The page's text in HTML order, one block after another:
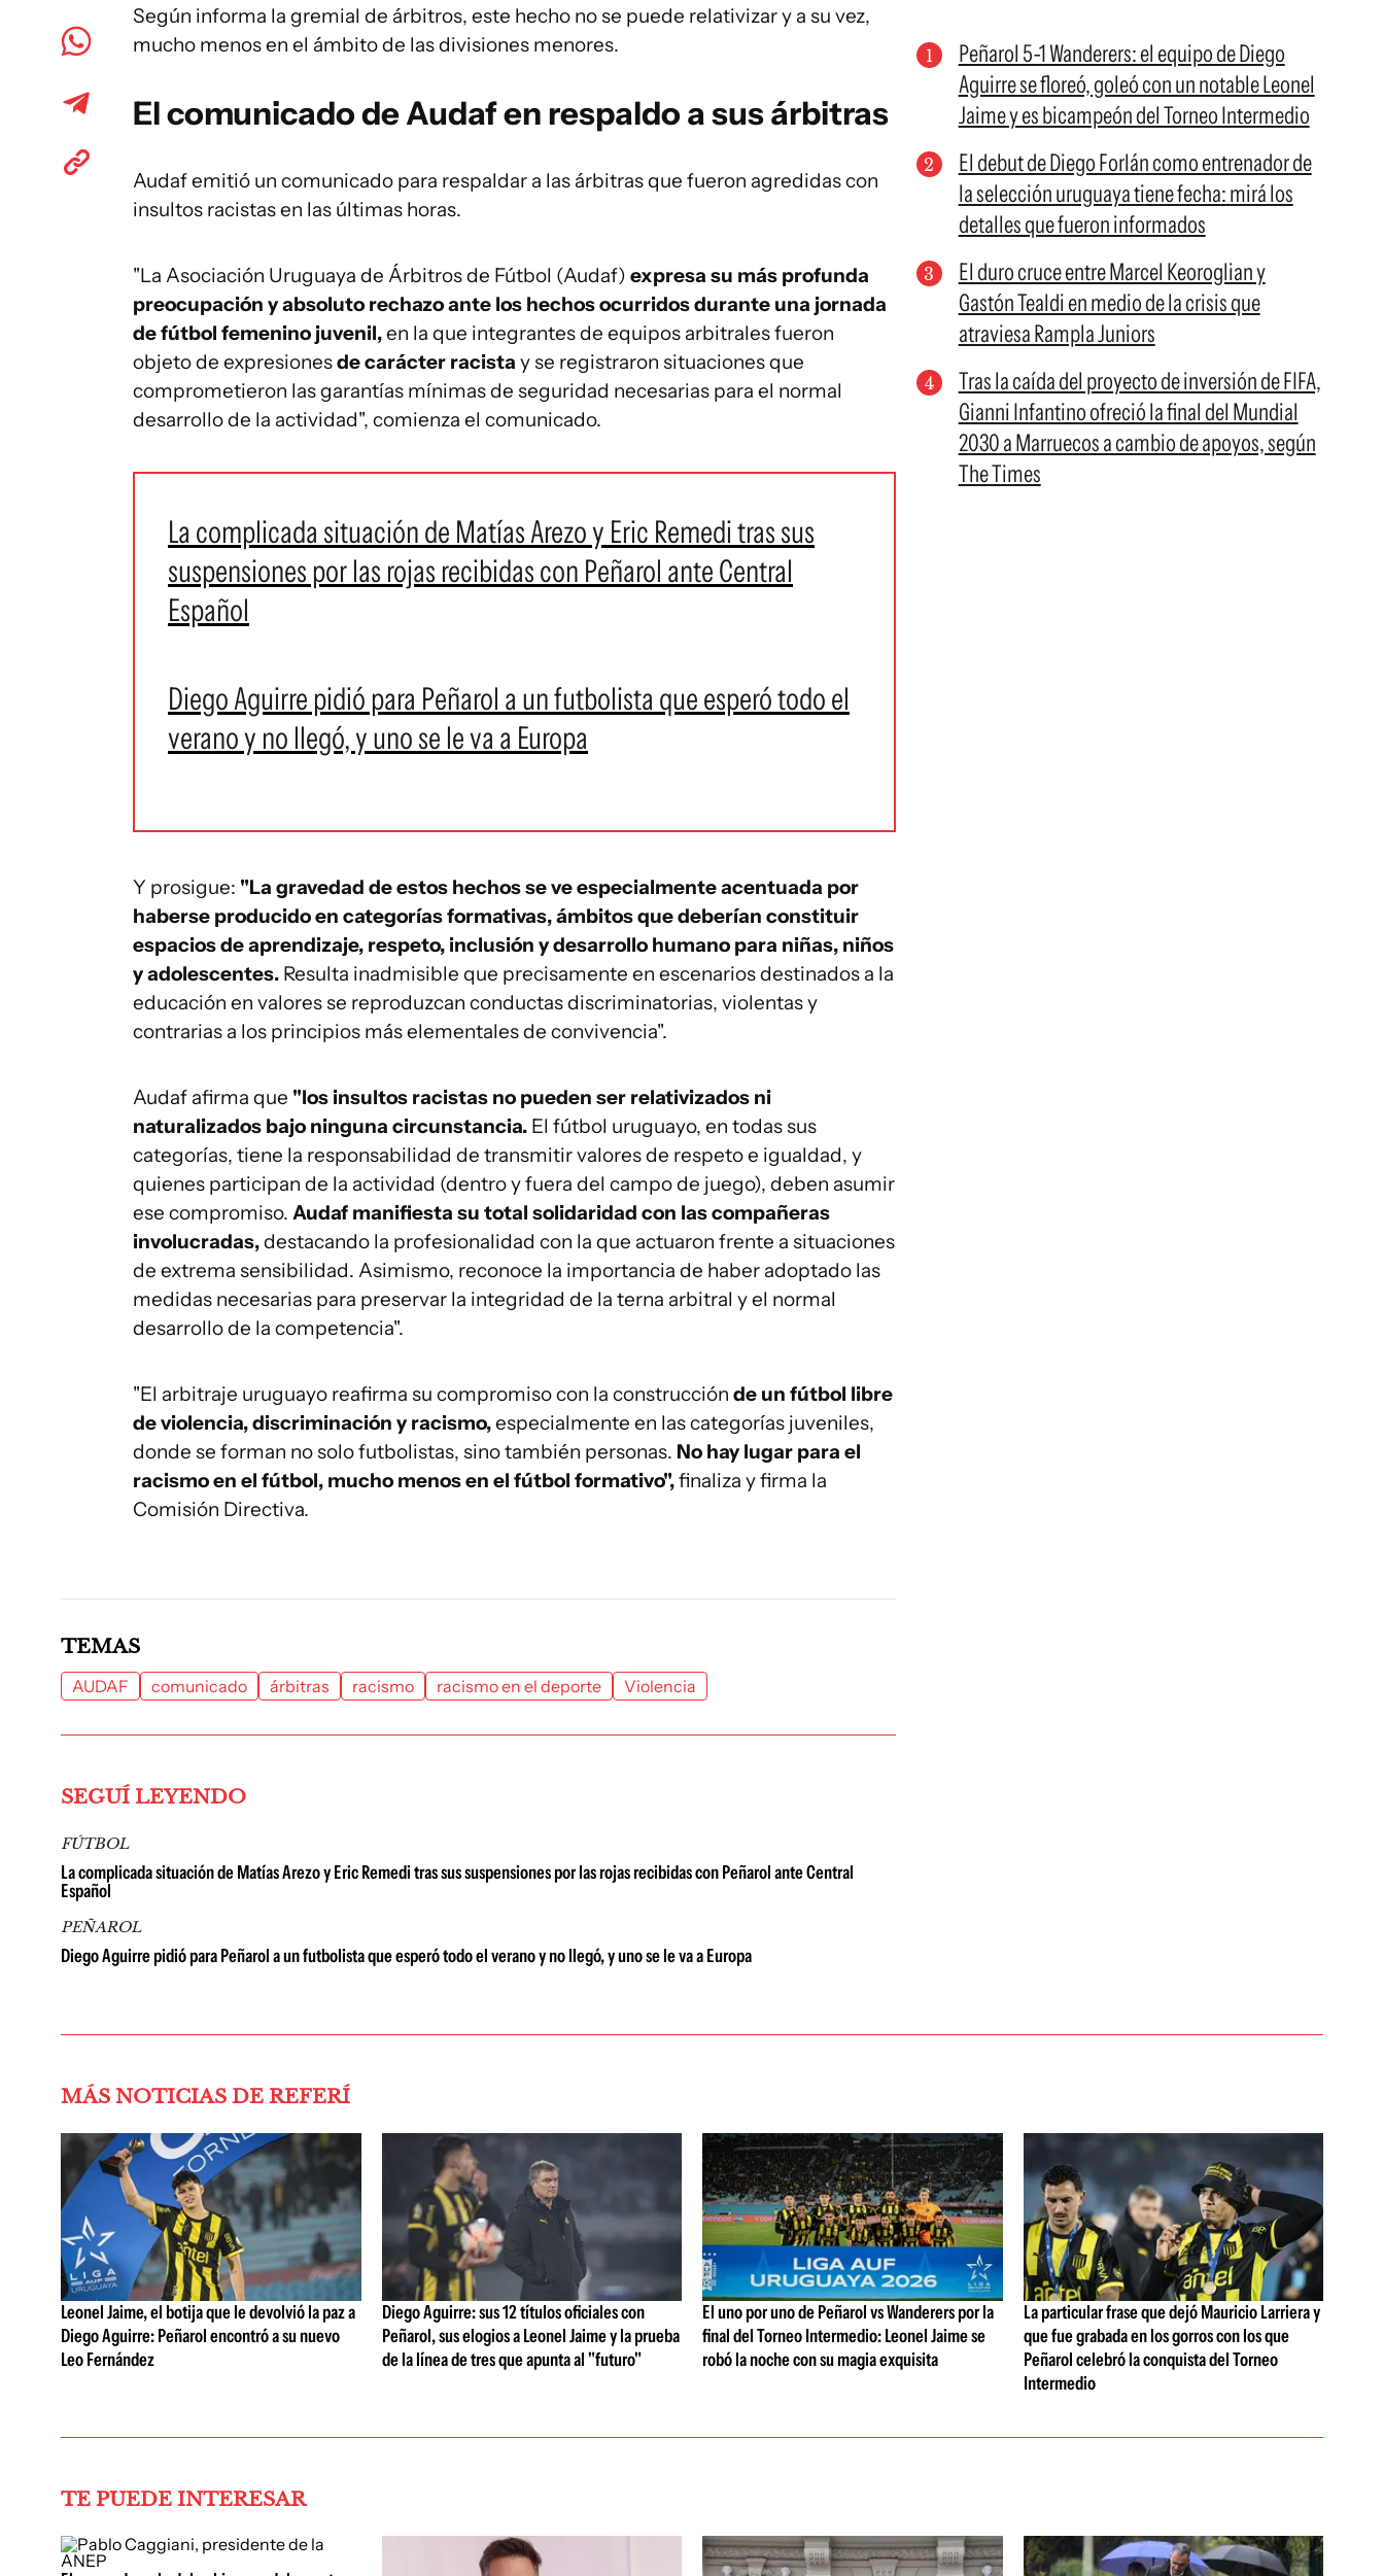
Según informa la gremial de árbitros, este hecho no se puede relativizar y a su vez,
mucho menos en el ámbito de las divisiones menores.
El comunicado de Audaf en respaldo a sus árbitras
Audaf emitió un comunicado para respaldar a las árbitras que fueron agredidas con
insultos racistas en las últimas horas.
"La Asociación Uruguaya de Árbitros de Fútbol (Audaf) expresa su más profunda
preocupación y absoluto rechazo ante los hechos ocurridos durante una jornada
de fútbol femenino juvenil,en la que integrantes de equipos arbitrales fueron
objeto de expresionesde carácter racista y se registraron situaciones que
comprometieron las garantías mínimas de seguridad necesarias para el normal
desarrollo de la actividad", comienza el comunicado.
La complicada situación de Matías Arezo y Eric Remedi tras sus
suspensiones por las rojas recibidas con Peñarol ante Central
Español
Diego Aguirre pidió para Peñarol a un futbolista que esperó todo el
verano y no llegó, y uno se le va a Europa
Y prosigue: "La gravedad de estos hechos se ve especialmente acentuada por
haberse producido en categorías formativas, ámbitos que deberían constituir
espacios de aprendizaje, respeto, inclusión y desarrollo humano para niñas, niños
y adolescentes. Resulta inadmisible que precisamente en escenarios destinados a la
educación en valores se reproduzcan conductas discriminatorias, violentas y
contrarias a los principios más elementales de convivencia".
Audaf afirma que "los insultos racistas no pueden ser relativizados ni
naturalizados bajo ninguna circunstancia. El fútbol uruguayo, en todas sus
categorías, tiene la responsabilidad de transmitir valores de respeto e igualdad, y
quienes participan de la actividad (dentro y fuera del campo de juego), deben asumir
ese compromiso. Audaf manifiesta su total solidaridad con las compañeras
involucradas,destacando la profesionalidad con la que actuaron frente a situaciones
de extrema sensibilidad. Asimismo, reconoce la importancia de haber adoptado las
medidas necesarias para preservar la integridad de la terna arbitral y el normal
desarrollo de la competencia".
"El arbitraje uruguayo reafirma su compromiso con la construcción de un fútbol libre
de violencia, discriminación y racismo,especialmente en las categorías juveniles,
donde se forman no solo futbolistas, sino también personas. No hay lugar para el
racismo en el fútbol, mucho menos en el fútbol formativo",finaliza y firma la
Comisión Directiva.
Peñarol 5-1 Wanderers: el equipo de Diego
Aguirre se floreó, goleó con un notable Leonel
Jaime y es bicampeón del Torneo Intermedio
El debut de Diego Forlán como entrenador de
la selección uruguaya tiene fecha: mirá los
detalles que fueron informados
El duro cruce entre Marcel Keoroglian y
Gastón Tealdi en medio de la crisis que
atraviesa Rampla Juniors
Tras la caída del proyecto de inversión de FIFA,
Gianni Infantino ofreció la final del Mundial
2030 a Marruecos a cambio de apoyos, según
The Times
TEMAS
AUDAF comunicado árbitras racismo racismo en el deporte Violencia
SEGUÍ LEYENDO
FÚTBOL
La complicada situación de Matías Arezo y Eric Remedi tras sus suspensiones por las rojas recibidas con Peñarol ante Central
Español
PEÑAROL
Diego Aguirre pidió para Peñarol a un futbolista que esperó todo el verano y no llegó, y uno se le va a Europa
MÁS NOTICIAS DE REFERÍ
Leonel Jaime, el botija que le devolvió la paz a
Diego Aguirre: Peñarol encontró a su nuevo
Leo Fernández
Diego Aguirre: sus 12 títulos oficiales con
Peñarol, sus elogios a Leonel Jaime y la prueba
de la línea de tres que apunta al "futuro"
El uno por uno de Peñarol vs Wanderers por la
final del Torneo Intermedio: Leonel Jaime se
robó la noche con su magia exquisita
La particular frase que dejó Mauricio Larriera y
que fue grabada en los gorros con los que
Peñarol celebró la conquista del Torneo
Intermedio
TE PUEDE INTERESAR